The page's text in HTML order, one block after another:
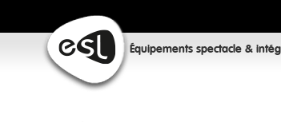
Équipements spectacle &